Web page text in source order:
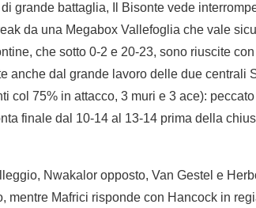
grande battaglia, Il Bisonte vede
da una Megabox Vallefoglia che vale
che sotto 0-2 e 20-23, sono riuscite
anche dal grande lavoro delle due centrali
col 75% in attacco, 3 muri e 3 ace):
finale dal 10-14 al 13-14 prima della
Nwakalor opposto, Van Gestel e
mentre Mafrici risponde con Hancock in